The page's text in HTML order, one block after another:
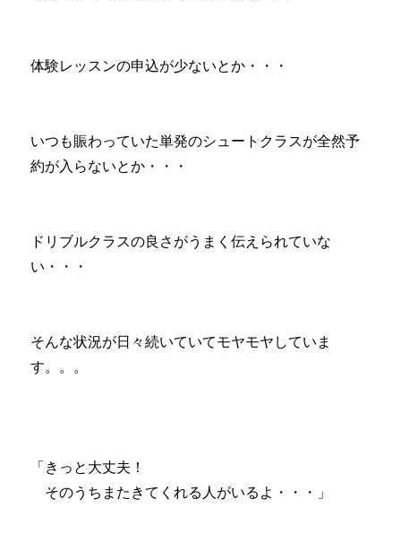
体験レッスンの申込が少ないとか・・・
いつも賑わっていた単発のシュートクラスが全然予
約が入らないとか・・・
ドリブルクラスの良さがうまく伝えられていな
い・・・
そんな状況が日々続いていてモヤモヤしていま
す。。。
「きっと大丈夫！
そのうちまたきてくれる人がいるよ・・・」